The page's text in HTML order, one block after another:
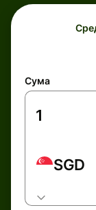
Сума
SGD